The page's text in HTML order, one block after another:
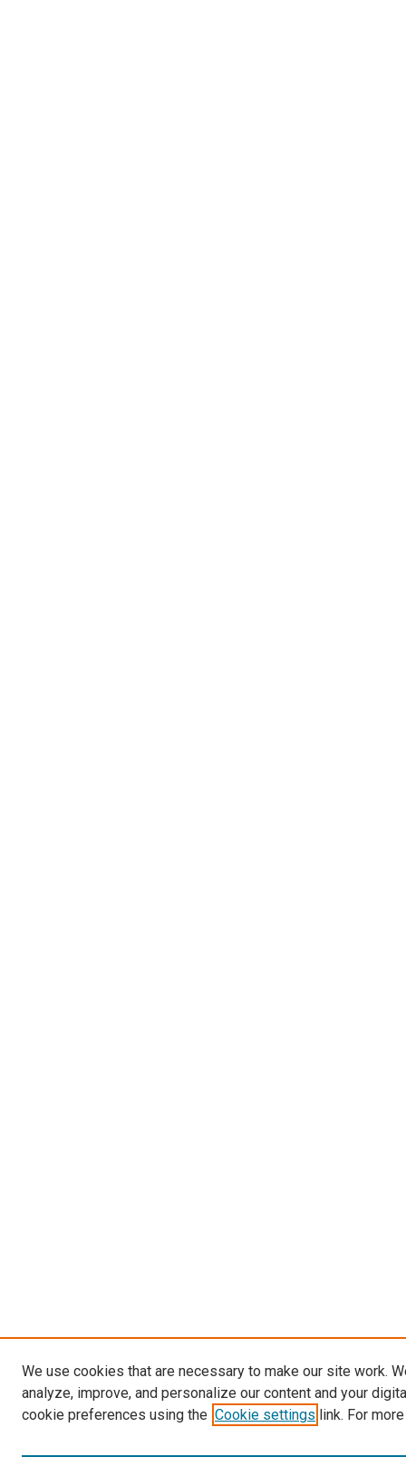
We use cookies that are necessary to make our site work.
analyze, improve, and personalize our content and your
cookie preferences using the Cookie settings link. For